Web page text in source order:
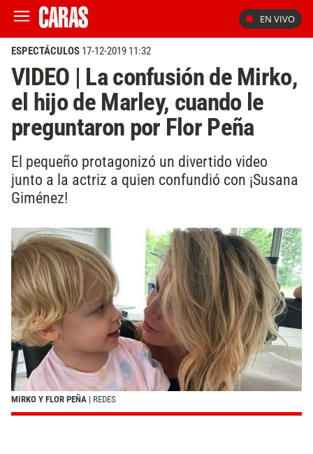
EN VIVO
ESPECTÁCULOS 17-12-2019 11:32
VIDEO | La confusión de Mirko,
el hijo de Marley, cuando le
preguntaron por Flor Peña
El pequeño protagonizó un divertido video
junto a la actriz a quien confundió con ¡Susana
Giménez!
MIRKO Y FLOR PEÑA | REDES